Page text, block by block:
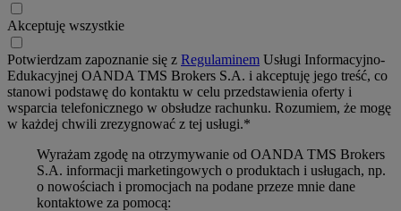
Akceptuję wszystkie
Potwierdzam zapoznanie się z Regulaminem Usługi Informacyjno-
Edukacyjnej OANDA TMS Brokers S.A. i akceptuję jego treść, co
stanowi podstawę do kontaktu w celu przedstawienia oferty i
wsparcia telefonicznego w obsłudze rachunku. Rozumiem, że mogę
w każdej chwili zrezygnować z tej usługi.*
Wyrażam zgodę na otrzymywanie od OANDA TMS Brokers
S.A. informacji marketingowych o produktach i usługach, np.
o nowościach i promocjach na podane przeze mnie dane
kontaktowe za pomocą: